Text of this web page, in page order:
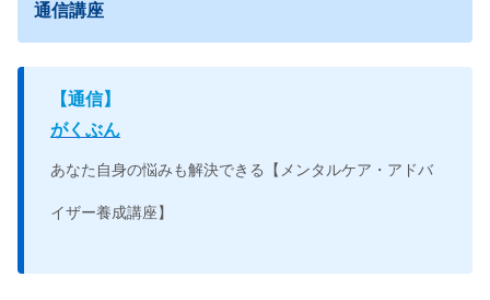
通信講座
【通信】
がくぶん
あなた自身の悩みも解決できる【メンタルケア・アドバ
イザー養成講座】